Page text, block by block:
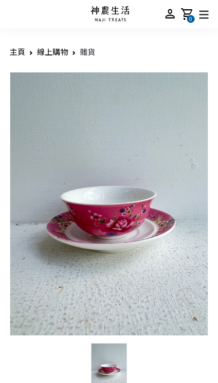
person shopping_cart
0
主頁 線上購物 雜貨